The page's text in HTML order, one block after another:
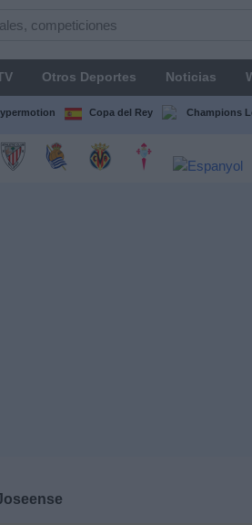
Otros Deportes Noticias
Copa del Rey Champions